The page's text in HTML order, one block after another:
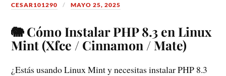
CESAR101290 MAYO 25, 2025
🐘 Cómo Instalar PHP 8.3 en Linux
Mint (Xfce / Cinnamon / Mate)
¿Estás usando Linux Mint y necesitas instalar PHP 8.3